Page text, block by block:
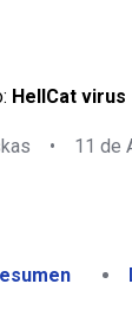
HellCat virus
• 11 de